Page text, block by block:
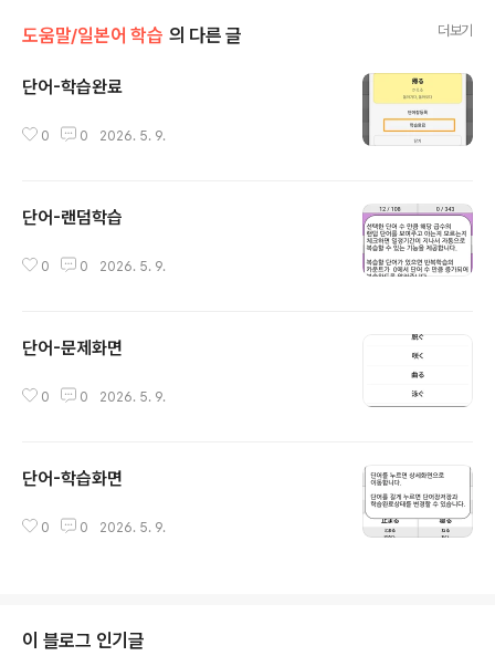
도움말/일본어 학습 의 다른 글 더보기
단어-학습완료
0 0 2026. 5. 9.
단어-랜덤학습
0 0 2026. 5. 9.
단어-문제화면
0 0 2026. 5. 9.
단어-학습화면
0 0 2026. 5. 9.
이 블로그 인기글